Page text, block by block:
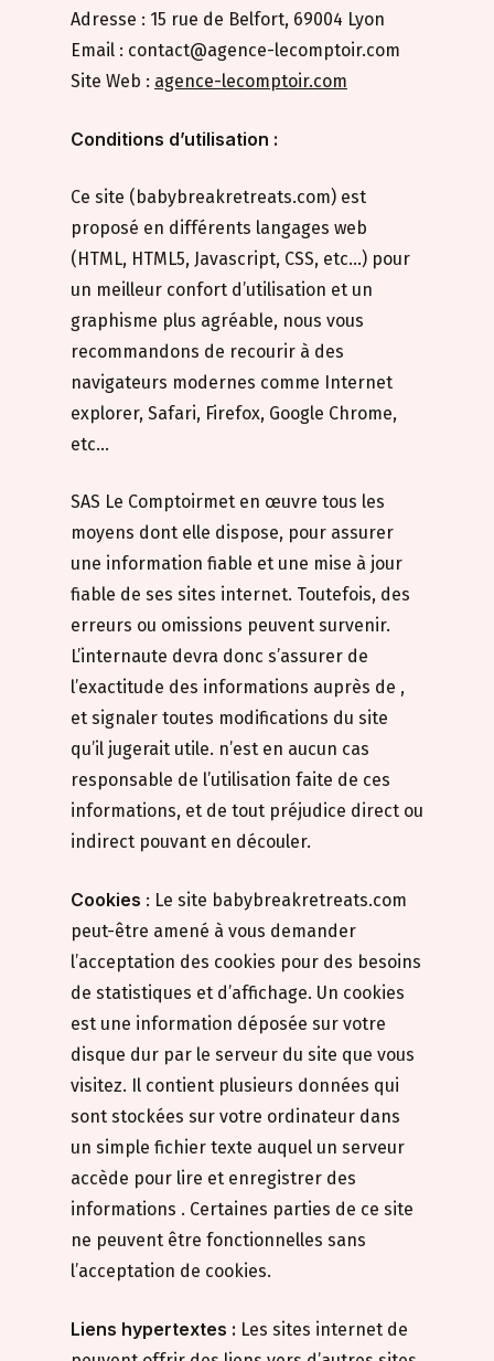
Adresse : 15 rue de Belfort, 69004 Lyon
Email : contact@agence-lecomptoir.com
Site Web : agence-lecomptoir.com
Conditions d’utilisation :
Ce site (babybreakretreats.com) est
proposé en différents langages web
(HTML, HTML5, Javascript, CSS, etc…) pour
un meilleur confort d’utilisation et un
graphisme plus agréable, nous vous
recommandons de recourir à des
navigateurs modernes comme Internet
explorer, Safari, Firefox, Google Chrome,
etc…
SAS Le Comptoirmet en œuvre tous les
moyens dont elle dispose, pour assurer
une information fiable et une mise à jour
fiable de ses sites internet. Toutefois, des
erreurs ou omissions peuvent survenir.
L’internaute devra donc s’assurer de
l’exactitude des informations auprès de ,
et signaler toutes modifications du site
qu’il jugerait utile. n’est en aucun cas
responsable de l’utilisation faite de ces
informations, et de tout préjudice direct ou
indirect pouvant en découler.
Cookies : Le site babybreakretreats.com
peut-être amené à vous demander
l’acceptation des cookies pour des besoins
de statistiques et d’affichage. Un cookies
est une information déposée sur votre
disque dur par le serveur du site que vous
visitez. Il contient plusieurs données qui
sont stockées sur votre ordinateur dans
un simple fichier texte auquel un serveur
accède pour lire et enregistrer des
informations . Certaines parties de ce site
ne peuvent être fonctionnelles sans
l’acceptation de cookies.
Liens hypertextes : Les sites internet de